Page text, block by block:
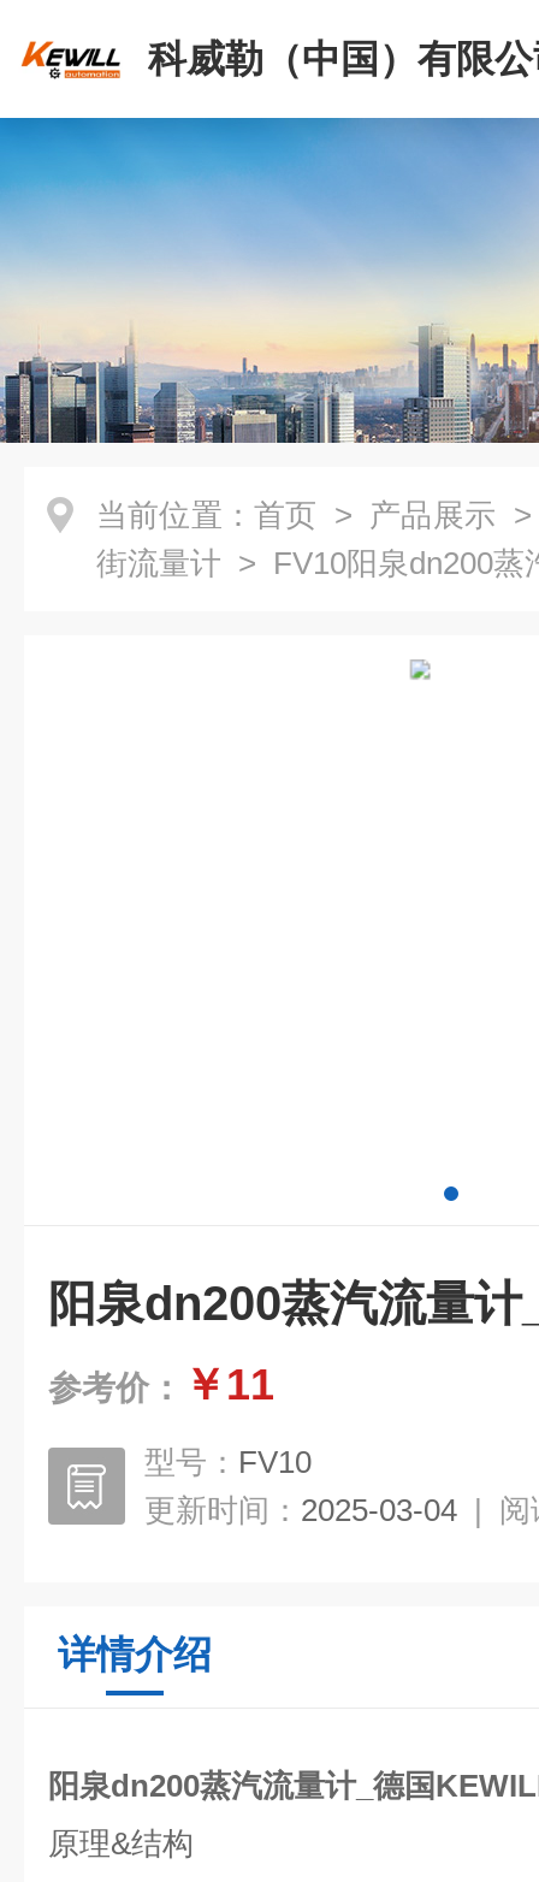
科威勒（中国）有限
当前位置： 首页 > 产品展示
街流量计 > FV10阳泉dn200蒸
阳泉dn200蒸汽流量
参考价： ￥11
型号： FV10
更新时间： 2025-03-04 | 阅
详情介绍
阳泉dn200蒸汽流量计_德国
原理&结构